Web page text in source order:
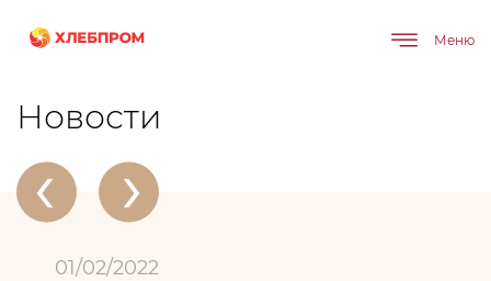
Меню
Главная О компании
Новости
‹ ›
01/02/2022